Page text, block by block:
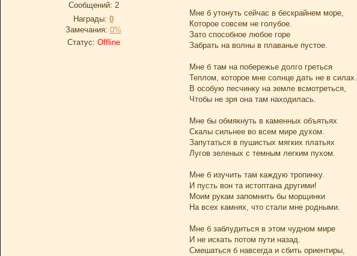
Сообщений: 2
Награды: 0
Замечания: 0%
Статус: Offline
Мне б утонуть сейчас в бескрайнем море,
Которое совсем не голубое.
Зато способное любое горе
Забрать на волны в плаванье пустое.
Мне б там на побережье долго греться
Теплом, которое мне солнце дать не в силах.
В особую песчинку на земле всмотреться,
Чтобы не зря она там находилась.
Мне бы обмякнуть в каменных объятьях
Скалы сильнее во всем мире духом.
Запутаться в пушистых мягких платьях
Лугов зеленых с темным легким пухом.
Мне б изучить там каждую тропинку.
И пусть вон та истоптана другими!
Моим рукам запомнить бы морщинки
На всех камнях, что стали мне родными.
Мне б заблудиться в этом чудном мире
И не искать потом пути назад.
Смешаться б навсегда и сбить ориентиры,